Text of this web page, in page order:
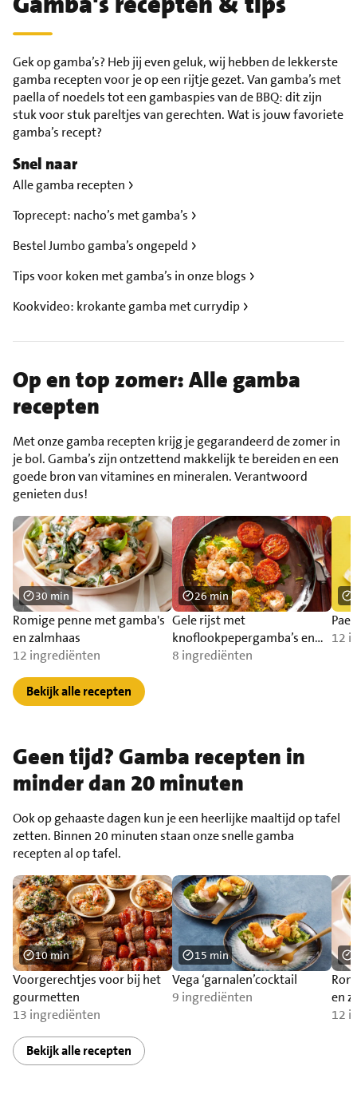
Gek op gamba’s? Heb jij even geluk, wij hebben de lekkerste
gamba recepten voor je op een rijtje gezet. Van gamba’s met
paella of noedels tot een gambaspies van de BBQ: dit zijn
stuk voor stuk pareltjes van gerechten. Wat is jouw favoriete
gamba’s recept?
Snel naar
Alle gamba recepten
Toprecept: nacho’s met gamba’s
Bestel Jumbo gamba’s ongepeld
Tips voor koken met gamba’s in onze blogs
Kookvideo: krokante gamba met currydip
Op en top zomer: Alle gamba
recepten
Met onze gamba recepten krijg je gegarandeerd de zomer in
je bol. Gamba’s zijn ontzettend makkelijk te bereiden en een
goede bron van vitamines en mineralen. Verantwoord
genieten dus!
Romige penne met gamba's
en zalmhaas
12 ingrediënten
30 min
Gele rijst met
knoflookpepergamba’s en
tomaat
8 ingrediënten
26 min
12
Bekijk alle recepten
Geen tijd? Gamba recepten in
minder dan 20 minuten
Ook op gehaaste dagen kun je een heerlijke maaltijd op tafel
zetten. Binnen 20 minuten staan onze snelle gamba
recepten al op tafel.
Voorgerechtjes voor bij het
gourmetten
13 ingrediënten
10 min
Vega ‘garnalen’cocktail
9 ingrediënten
15 min
en
12
Bekijk alle recepten